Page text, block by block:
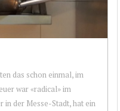
das schon einmal, im
war «radical» im
in der Messe-Stadt, hat ein